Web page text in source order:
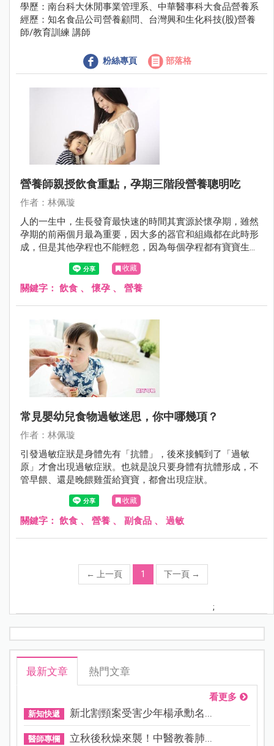
學歷：南台科大休閒事業管理系、中華醫事科大食品營養系
經歷：知名食品公司營養顧問、台灣興和生化科技(股)營養
師/教育訓練 講師
粉絲專頁 部落格
營養師親授飲食重點，孕期三階段營養聰明吃
作者：林佩璇
人的一生中，生長發育最快速的時間其實源於懷孕期，雖然
孕期的前兩個月最為重要，因大多的器官和組織都在此時形
成，但是其他孕程也不能輕忽，因為每個孕程都有寶寶生長
發育的關鍵期，一旦因營養或其他問題而造成失誤，是無法
再回頭的!不可不慎！
收藏
關鍵字： 飲食 、懷孕 、 營養
常見嬰幼兒食物過敏迷思，你中哪幾項？
作者：林佩璇
引發過敏症狀是身體先有「抗體」，後來接觸到了「過敏
原」才會出現過敏症狀。也就是說只要身體有抗體形成，不
管早餵、還是晚餵雞蛋給寶寶，都會出現症狀。
收藏
關鍵字： 飲食 、 營養 、 副食品 、 過敏
← 上一頁 1 下一頁 →
;
最新文章 熱門文章
看更多
新知快遞 新北割頸案受害少年楊承勳名...
醫師專欄 立秋後秋燥來襲！中醫教養肺...